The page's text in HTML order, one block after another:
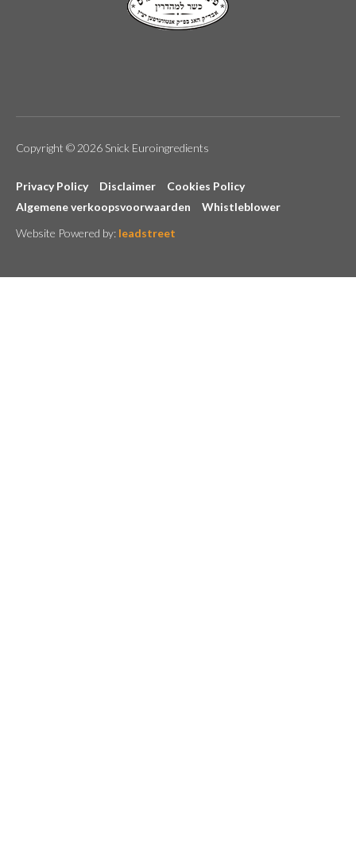
Copyright © 2026 Snick Euroingredients
Privacy Policy Disclaimer
Cookies Policy
Algemene verkoopsvoorwaarden
Whistleblower
Website Powered by: leadstreet